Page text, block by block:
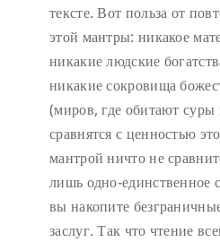
тексте. Вот польза от
этой мантры: никакое
никакие людские
никакие сокровища
(миров, где обитают
сравнятся с ценностью
мантрой ничто не
лишь одно-единственное
вы накопите
заслуг. Так что чтение